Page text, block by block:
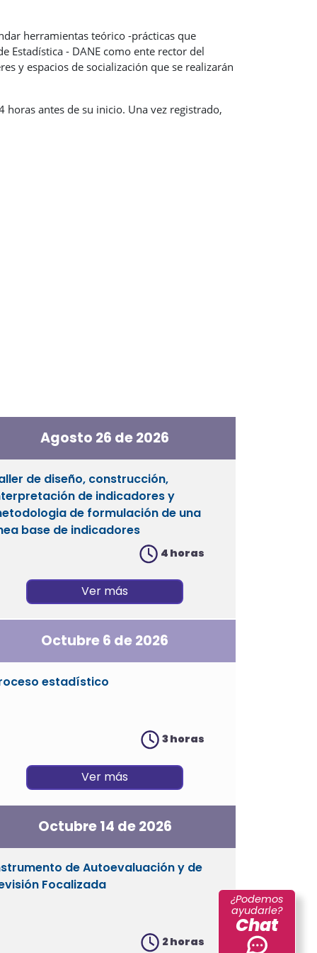
herramientas teórico -prácticas que
Estadística - DANE como ente rector del
y espacios de socialización que se realizarán
antes de su inicio. Una vez registrado,
Agosto 26 de 2026
de diseño, construcción,
de indicadores y
de formulación de una
base de indicadores
4 horas
Ver más
Octubre 6 de 2026
estadístico
3 horas
Ver más
Octubre 14 de 2026
de Autoevaluación y de
Focalizada
2 horas
¿Podemos
ayudarle?
Chat